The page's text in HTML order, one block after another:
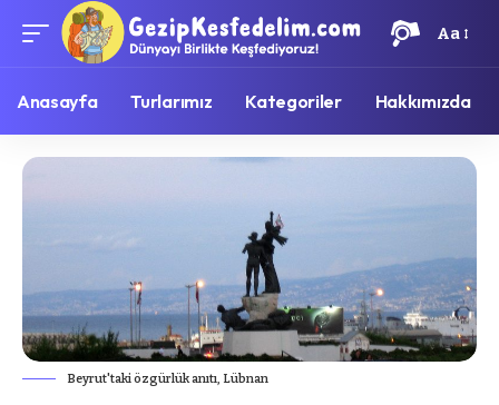
Aa
Anasayfa Turlarımız Kategoriler Hakkımızda
Beyrut'taki özgürlük anıtı, Lübnan